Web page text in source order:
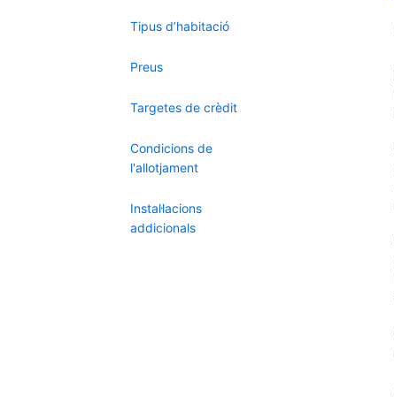
Tipus d’habitació
Preus
Targetes de crèdit
Condicions de
l'allotjament
Instal·lacions
addicionals